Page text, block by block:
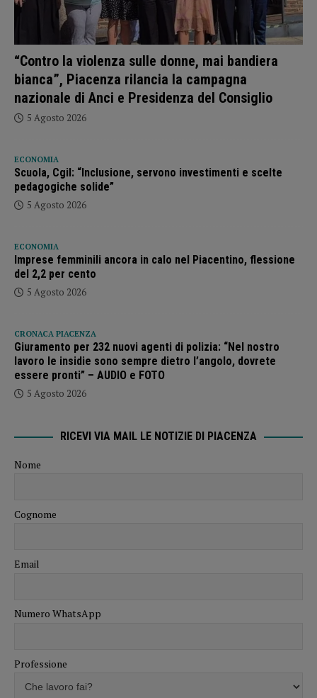
“Contro la violenza sulle donne, mai bandiera
bianca”, Piacenza rilancia la campagna
nazionale di Anci e Presidenza del Consiglio
5 Agosto 2026
ECONOMIA
Scuola, Cgil: “Inclusione, servono investimenti e scelte
pedagogiche solide”
5 Agosto 2026
ECONOMIA
Imprese femminili ancora in calo nel Piacentino, flessione
del 2,2 per cento
5 Agosto 2026
CRONACA PIACENZA
Giuramento per 232 nuovi agenti di polizia: “Nel nostro
lavoro le insidie sono sempre dietro l’angolo, dovrete
essere pronti” – AUDIO e FOTO
5 Agosto 2026
RICEVI VIA MAIL LE NOTIZIE DI PIACENZA
Nome
Cognome
Email
Numero WhatsApp
Professione